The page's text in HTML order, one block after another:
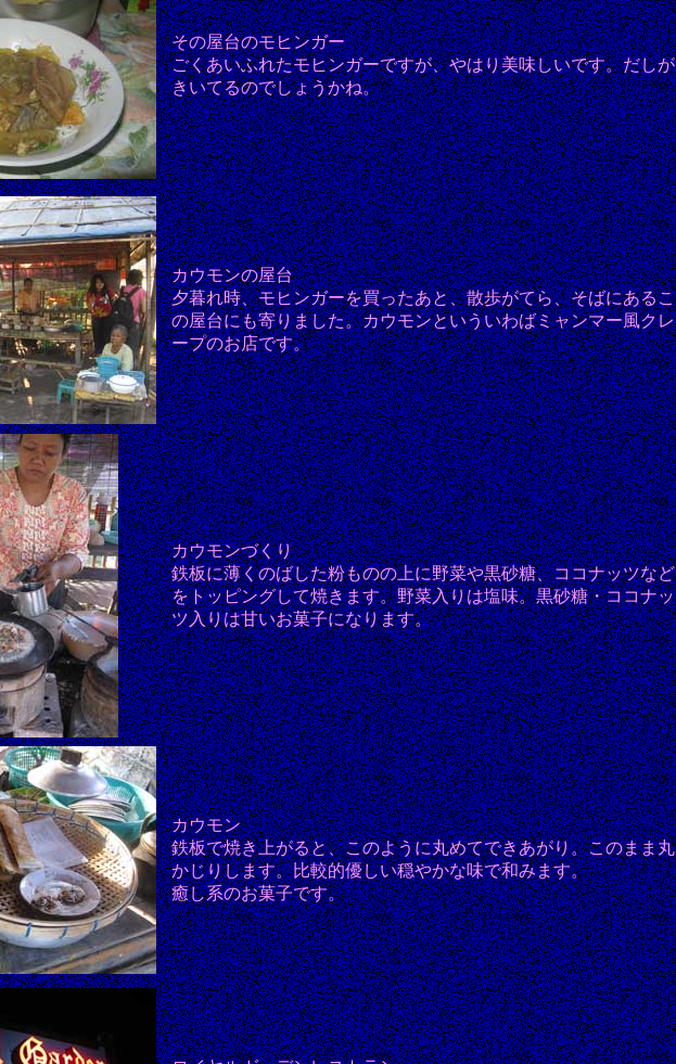
その屋台のモヒンガー
ごくあいふれたモヒンガーですが、やはり美味しいです。だしが
きいてるのでしょうかね。
カウモンの屋台
夕暮れ時、モヒンガーを買ったあと、散歩がてら、そばにあるこ
の屋台にも寄りました。カウモンといういわばミャンマー風クレ
ープのお店です。
カウモンづくり
鉄板に薄くのばした粉ものの上に野菜や黒砂糖、ココナッツなど
をトッピングして焼きます。野菜入りは塩味。黒砂糖・ココナッ
ツ入りは甘いお菓子になります。
カウモン
鉄板で焼き上がると、このように丸めてできあがり。このまま丸
かじりします。比較的優しい穏やかな味で和みます。
癒し系のお菓子です。